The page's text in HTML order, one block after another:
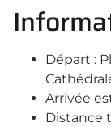
Départ :
Arrivée
Distance